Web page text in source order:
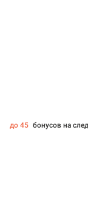
до 45 бонусов на